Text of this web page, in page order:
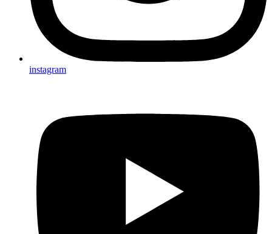
instagram